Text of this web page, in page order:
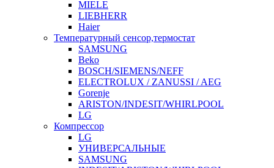
MIELE
LIEBHERR
Haier
Температурный сенсор,термостат
SAMSUNG
Beko
BOSCH/SIEMENS/NEFF
ELECTROLUX / ZANUSSI / AEG
Gorenje
ARISTON/INDESIT/WHIRLPOOL
LG
Компрессор
LG
УНИВЕРСАЛЬНЫЕ
SAMSUNG